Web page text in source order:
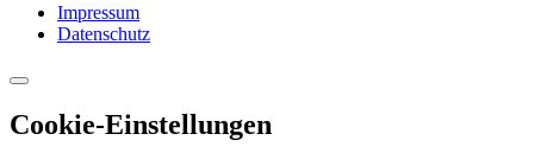
Impressum
Datenschutz
Cookie-Einstellungen